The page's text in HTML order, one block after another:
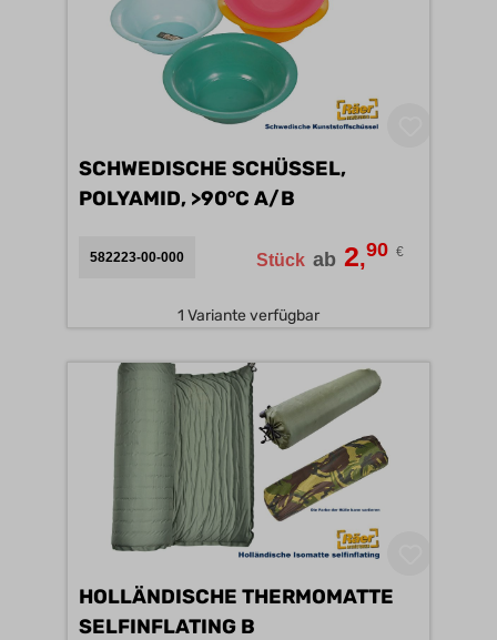
SCHWEDISCHE SCHÜSSEL,
POLYAMID, >90°C A/B
582223-00-000 Stück ab 2,90 €
1 Variante verfügbar
HOLLÄNDISCHE THERMOMATTE
SELFINFLATING B